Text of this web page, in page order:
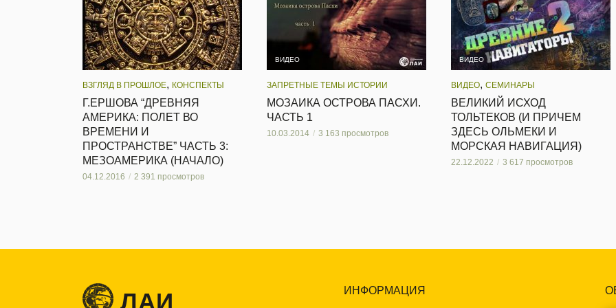
ВЗГЛЯД В ПРОШЛОЕ, КОНСПЕКТЫ
Г.ЕРШОВА “ДРЕВНЯЯ
АМЕРИКА: ПОЛЕТ ВО
ВРЕМЕНИ И
ПРОСТРАНСТВЕ” ЧАСТЬ 3:
МЕЗОАМЕРИКА (НАЧАЛО)
04.12.2016 2 391 просмотров
ВИДЕО
ЗАПРЕТНЫЕ ТЕМЫ ИСТОРИИ
МОЗАИКА ОСТРОВА ПАСХИ.
ЧАСТЬ 1
10.03.2014 3 163 просмотров
ВИДЕО
ВИДЕО, СЕМИНАРЫ
ВЕЛИКИЙ ‎ИСХОД
‎ТОЛЬТЕКОВ (И‏ ‎ПРИЧЕМ
‎ЗДЕСЬ‏ ‎ОЛЬМЕКИ‏ ‎И‏
‎МОРСКАЯ ‎НАВИГАЦИЯ)
22.12.2022 3 617 просмотров
ЛАИ ИНФОРМАЦИЯ